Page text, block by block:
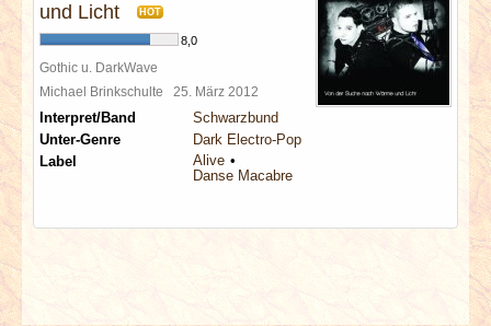
und Licht
HOT
8,0
Gothic u. DarkWave
Michael Brinkschulte 25. März 2012
Interpret/Band
Schwarzbund
Unter-Genre
Dark Electro-Pop
Label
Alive
Danse Macabre